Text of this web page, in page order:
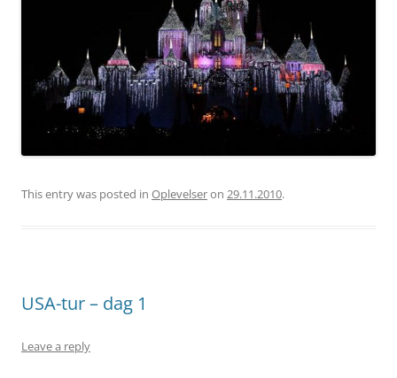
This entry was posted in Oplevelseron 29.11.2010.
USA-tur – dag 1
Leave a reply